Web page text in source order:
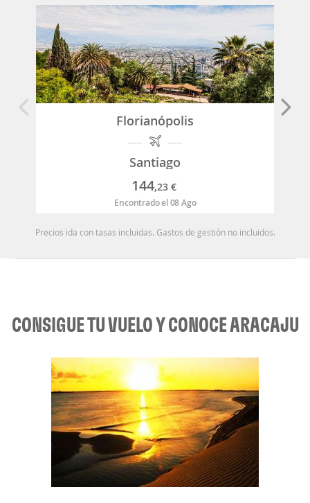
Florianópolis
Santiago
144,23 €
Encontrado el 08 Ago
Precios ida con tasas incluidas. Gastos de gestión no incluidos.
CONSIGUE TU VUELO Y CONOCE ARACAJU